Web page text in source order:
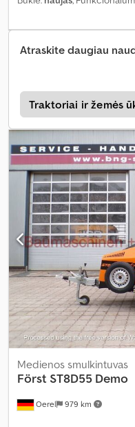
Atraskite daugiau
Traktoriai ir žemės
Oerel 979 km
Medienos smulkintuvas
Först ST8D55 Demo